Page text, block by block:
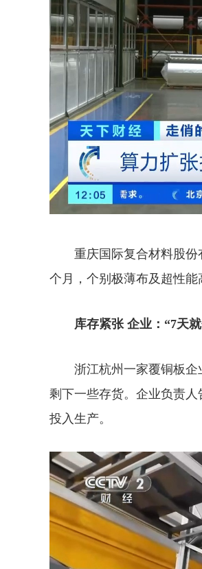
重庆国际复合材料股份
个月，个别极薄布及超性能
库存紧张 企业：“7天就
浙江杭州一家覆铜板企
剩下一些存货。企业负责人
投入生产。